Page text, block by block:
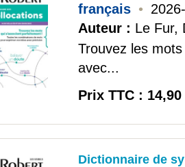
français •
Auteur : Le Fur,
Trouvez les
avec...
Prix TTC : 14,90
Dictionnaire de